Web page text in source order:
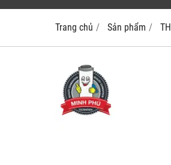
Trang chủ Sản phẩm